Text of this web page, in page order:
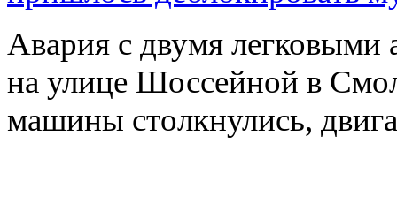
Авария с двумя легковыми
на улице Шоссейной в
машины столкнулись,